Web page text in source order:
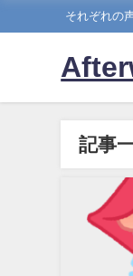
それぞれの
記事